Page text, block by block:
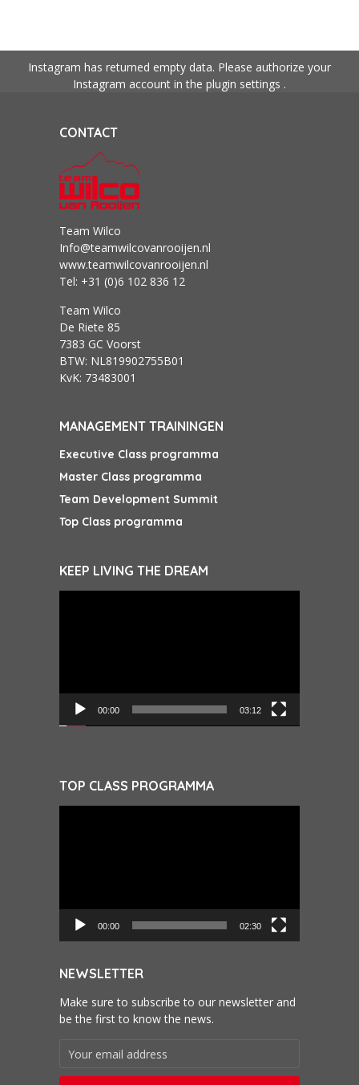
Instagram has returned empty data. Please authorize your
Instagram account in the plugin settings .
CONTACT
Team Wilco
Info@teamwilcovanrooijen.nl
www.teamwilcovanrooijen.nl
Tel: +31 (0)6 102 836 12
Team Wilco
De Riete 85
7383 GC Voorst
BTW: NL819902755B01
KvK: 73483001
MANAGEMENT TRAININGEN
Executive Class programma
Master Class programma
Team Development Summit
Top Class programma
KEEP LIVING THE DREAM
00:00 03:12
TOP CLASS PROGRAMMA
00:00 02:30
NEWSLETTER
Make sure to subscribe to our newsletter and
be the first to know the news.